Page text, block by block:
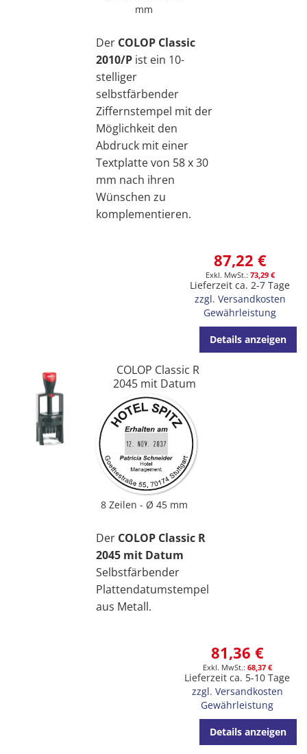
mm
Der COLOP Classic
2010/P ist ein 10-
stelliger
selbstfärbender
Ziffernstempel mit der
Möglichkeit den
Abdruck mit einer
Textplatte von 58 x 30
mm nach ihren
Wünschen zu
komplementieren.
87,22 €
73,29 €
Lieferzeit ca. 2-7 Tage
zzgl. Versandkosten
Gewährleistung
Details anzeigen
COLOP Classic R
2045 mit Datum
8 Zeilen Ø 45 mm
Der COLOP Classic R
2045 mit Datum
Selbstfärbender
Plattendatumstempel
aus Metall.
81,36 €
68,37 €
Lieferzeit ca. 5-10 Tage
zzgl. Versandkosten
Gewährleistung
Details anzeigen